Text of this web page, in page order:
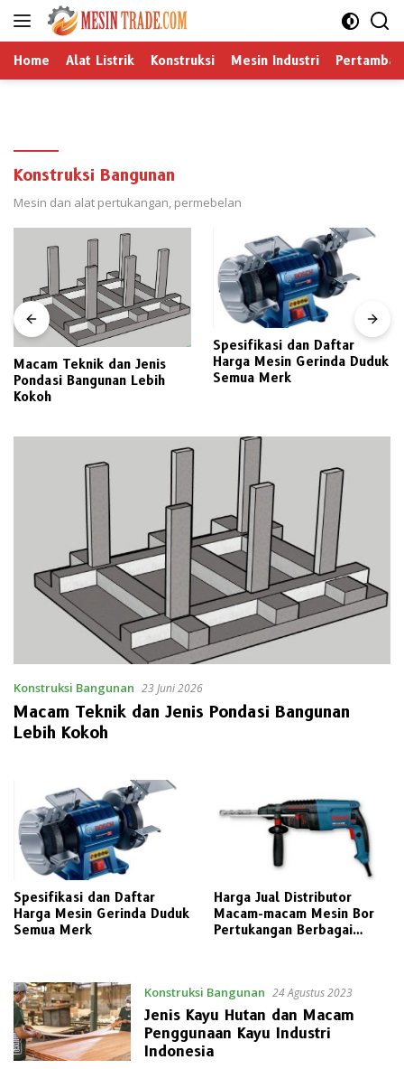
Langsung
Home Alat Listrik Konstruksi Mesin Industri
Konstruksi Bangunan
Mesin dan alat pertukangan, permebelan
Macam Teknik dan Jenis
Pondasi Bangunan Lebih
Kokoh
Spesifikasi dan Daftar
Harga Mesin Gerinda Duduk
Semua Merk
Konstruksi Bangunan 23 Juni 2026
Macam Teknik dan Jenis Pondasi Bangunan
Lebih Kokoh
Spesifikasi dan Daftar
Harga Mesin Gerinda Duduk
Semua Merk
Harga Jual Distributor
Macam-macam Mesin Bor
Pertukangan Berbagai
Konstruksi Bangunan 24 Agustus 2023
Jenis Kayu Hutan dan Macam
Penggunaan Kayu Industri
Indonesia